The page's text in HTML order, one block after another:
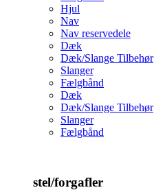
Hjul
Nav
Nav reservedele
Dæk
Dæk/Slange Tilbehør
Slanger
Fælgbånd
Dæk
Dæk/Slange Tilbehør
Slanger
Fælgbånd
stel/forgafler